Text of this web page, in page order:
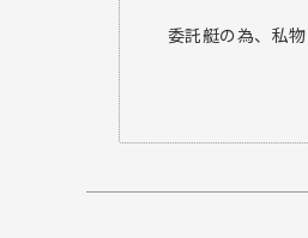
委託艇の為、私物